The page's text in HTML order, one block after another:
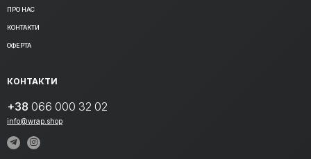
ПРО НАС
КОНТАКТИ
ОФЕРТА
КОНТАКТИ
+38 066 000 32 02
info@wrap.shop